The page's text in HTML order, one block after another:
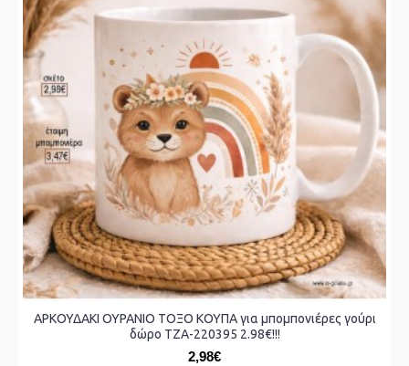
ΑΡΚΟΥΔΑΚΙ ΟΥΡΑΝΙΟ ΤΟΞΟ ΚΟΥΠΑ για μπομπονιέρες γούρι
δώρο ΤΖΑ-220395 2.98€!!!
2,98€